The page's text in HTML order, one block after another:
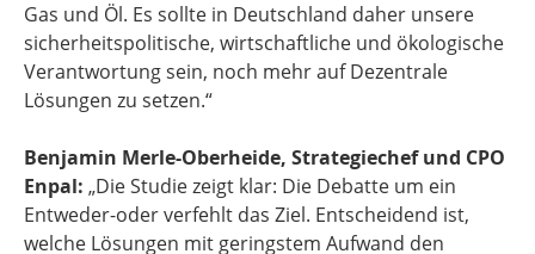
Gas und Öl. Es sollte in Deutschland daher unsere
sicherheitspolitische, wirtschaftliche und ökologische
Verantwortung sein, noch mehr auf Dezentrale
Lösungen zu setzen.“
Benjamin Merle-Oberheide, Strategiechef und CPO
Enpal: „Die Studie zeigt klar: Die Debatte um ein
Entweder-oder verfehlt das Ziel. Entscheidend ist,
welche Lösungen mit geringstem Aufwand den